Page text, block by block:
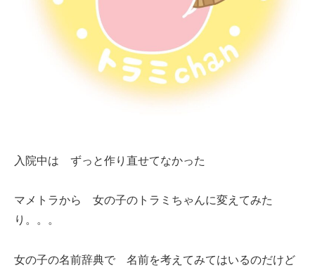
入院中は ずっと作り直せてなかった
マメトラから 女の子のトラミちゃんに変えてみた
り。。。
女の子の名前辞典で 名前を考えてみてはいるのだけど